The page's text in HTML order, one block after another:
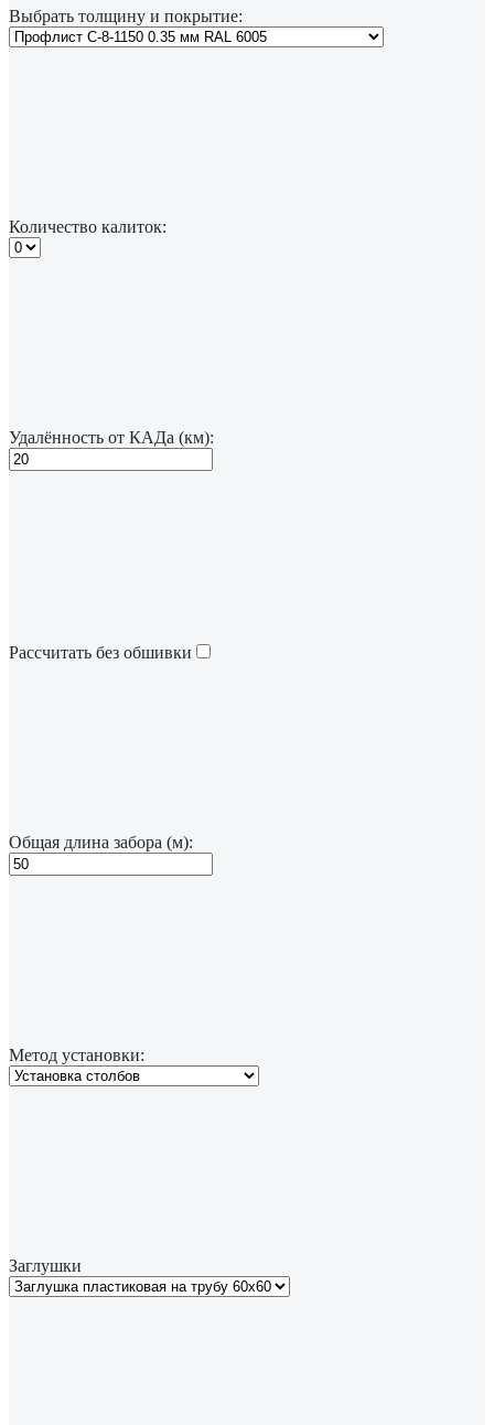
Выбрать толщину и покрытие:
Количество калиток:
Удалённость от КАДа (км):
Рассчитать без обшивки
Общая длина забора (м):
Метод установки:
Заглушки